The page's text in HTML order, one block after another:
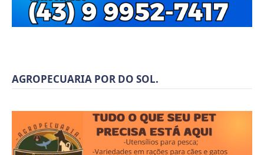
AGROPECUARIA POR DO SOL.